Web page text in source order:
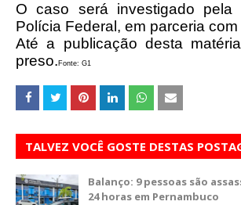
O caso será investigado pela
Polícia Federal, em parceria
Até a publicação desta
preso. Fonte: G1
TALVEZ VOCÊ GOSTE DESTAS
Balanço: 9 pessoas são
24 horas em Pernambuco